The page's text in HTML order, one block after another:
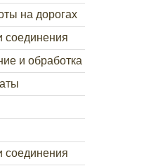
на дорогах
соединения
и обработка
соединения